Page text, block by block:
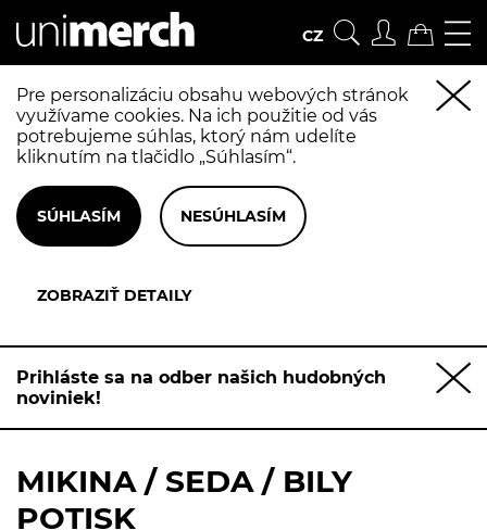
CZ
Pre personalizáciu obsahu webových stránok
využívame cookies. Na ich použitie od vás
potrebujeme súhlas, ktorý nám udelíte
kliknutím na tlačidlo „Súhlasím“.
Prihláste sa na odber našich hudobných
noviniek!
MIKINA / SEDA / BILY
POTISK